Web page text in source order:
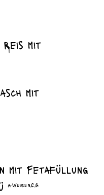
mit
mit
mit Fetafüllung
A-Weizen,C,G